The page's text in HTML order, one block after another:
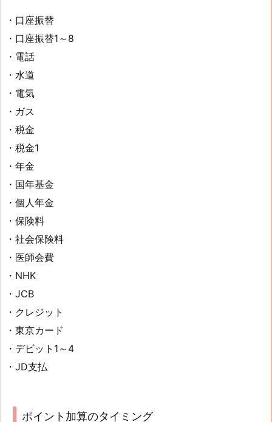
・口座振替
・口座振替1～8
・電話
・水道
・電気
・ガス
・税金
・税金1
・年金
・国年基金
・個人年金
・保険料
・社会保険料
・医師会費
・NHK
・JCB
・クレジット
・東京カード
・デビット1～4
・JD支払
ポイント加算のタイミング